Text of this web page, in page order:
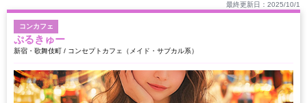
最終更新日：2025/10/1
コンカフェ
ぷるきゅー
新宿・歌舞伎町 / コンセプトカフェ（メイド・サブカル系）